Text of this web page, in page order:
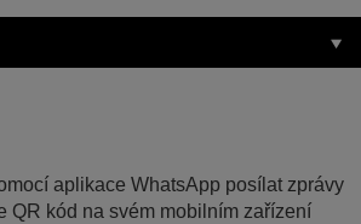
aplikace WhatsApp posílat zprávy
QR kód na svém mobilním zařízení